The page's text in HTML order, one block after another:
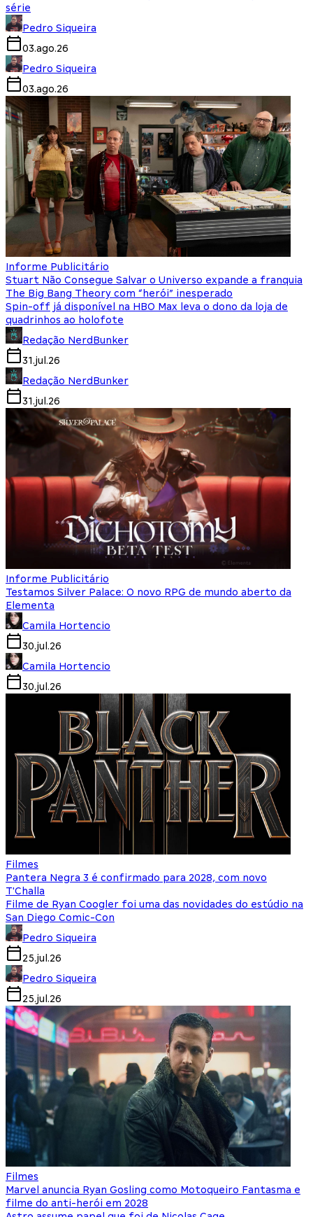
série
Pedro Siqueira
03.ago.26
Pedro Siqueira
03.ago.26
Informe Publicitário
Stuart Não Consegue Salvar o Universo expande a franquia
The Big Bang Theory com “herói” inesperado
Spin-off já disponível na HBO Max leva o dono da loja de
quadrinhos ao holofote
Redação NerdBunker
31.jul.26
Redação NerdBunker
31.jul.26
Informe Publicitário
Testamos Silver Palace: O novo RPG de mundo aberto da
Elementa
Camila Hortencio
30.jul.26
Camila Hortencio
30.jul.26
Filmes
Pantera Negra 3 é confirmado para 2028, com novo
T'Challa
Filme de Ryan Coogler foi uma das novidades do estúdio na
San Diego Comic-Con
Pedro Siqueira
25.jul.26
Pedro Siqueira
25.jul.26
Filmes
Marvel anuncia Ryan Gosling como Motoqueiro Fantasma e
filme do anti-herói em 2028